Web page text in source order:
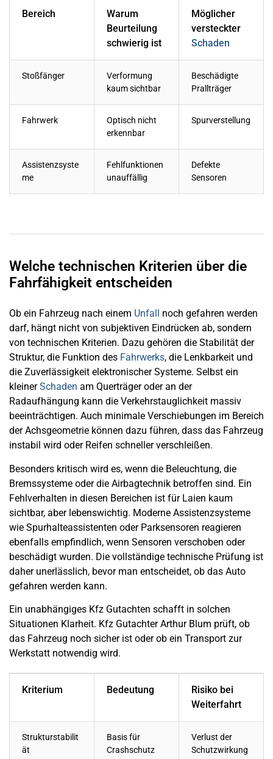
Bereich
Warum
Beurteilung
schwierig ist
Möglicher
versteckter
Schaden
Stoßfänger
Verformung
kaum sichtbar
Beschädigte
Prallträger
Fahrwerk
Optisch nicht
erkennbar
Spurverstellung
Assistenzsyste
me
Fehlfunktionen
unauffällig
Defekte
Sensoren
Welche technischen Kriterien über die
Fahrfähigkeit entscheiden
Ob ein Fahrzeug nach einem Unfall
noch gefahren werden
darf, hängt nicht von subjektiven Eindrücken ab, sondern
von technischen Kriterien. Dazu gehören die Stabilität der
Struktur, die Funktion des Fahrwerks, die Lenkbarkeit und
die Zuverlässigkeit elektronischer Systeme. Selbst ein
kleinerSchaden am Querträger oder an der
Radaufhängung kann die Verkehrstauglichkeit massiv
beeinträchtigen. Auch minimale Verschiebungen im Bereich
der Achsgeometrie können dazu führen, dass das Fahrzeug
instabil wird oder Reifen schneller verschleißen.
Besonders kritisch wird es, wenn die Beleuchtung, die
Bremssysteme oder die Airbagtechnik betroffen sind. Ein
Fehlverhalten in diesen Bereichen ist für Laien kaum
sichtbar, aber lebenswichtig. Moderne Assistenzsysteme
wie Spurhalteassistenten oder Parksensoren reagieren
ebenfalls empfindlich, wenn Sensoren verschoben oder
beschädigt wurden. Die vollständige technische Prüfung ist
daher unerlässlich, bevor man entscheidet, ob das Auto
gefahren werden kann.
Ein unabhängiges Kfz Gutachten schafft in solchen
Situationen Klarheit. Kfz Gutachter Arthur Blum prüft, ob
das Fahrzeug noch sicher ist oder ob ein Transport zur
Werkstatt notwendig wird.
Kriterium Bedeutung
Risiko bei
Weiterfahrt
Strukturstabilit
ät
Basis für
Crashschutz
Verlust der
Schutzwirkung